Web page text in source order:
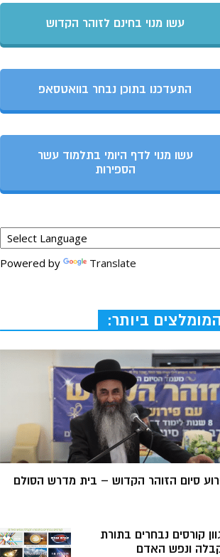
עשו מנוי בחינם לזוהר הקדוש
התעדכנו בתוכן נבחר בוואטסאפ
עשו מנוי לדף היומי בתלמוד עשר
הספירות
Powered by Translate
המומלצים ביותר:
סיום הזוהר הקדוש – בית מדרש הסולם
קורסים נבחרים בתורת
ונפש האדם